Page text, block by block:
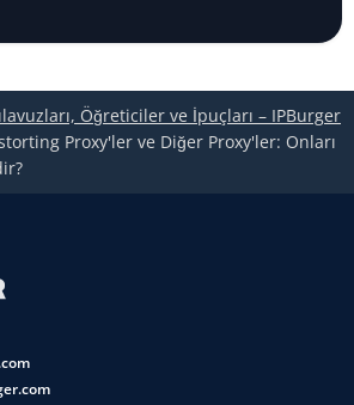
Öğreticiler ve İpuçları – IPBurger
Proxy'ler ve Diğer Proxy'ler: Onları